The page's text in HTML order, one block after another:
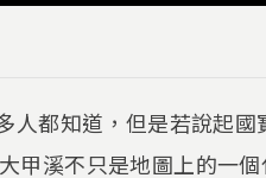
人都知道，但是若說起
甲溪不只是地圖上的一